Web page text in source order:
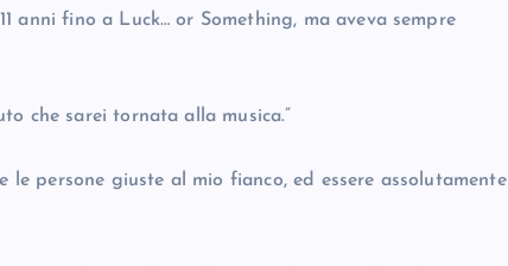
anni fino a Luck… or Something, ma aveva sempre
che sarei tornata alla musica.”
persone giuste al mio fianco, ed essere assolutamente